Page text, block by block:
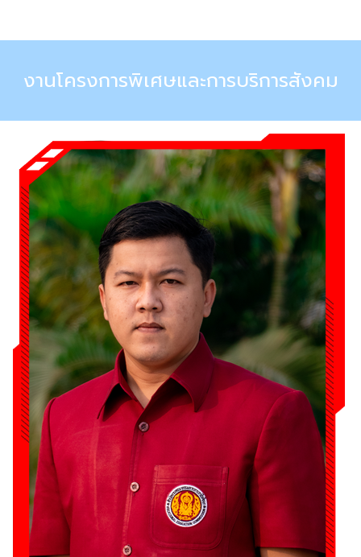
งานโครงการพิเศษและการบริการสังคม